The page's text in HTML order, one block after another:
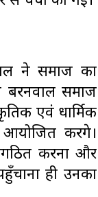
ने समाज का
समाज
एवं धार्मिक
आयोजित करेंगे।
करना और
ही उनका